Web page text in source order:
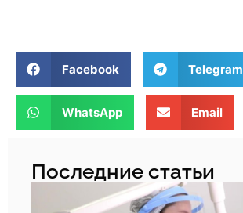
Facebook Telegram
WhatsApp Email
Последние статьи